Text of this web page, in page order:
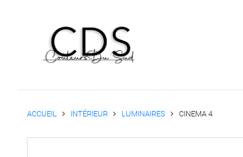
ACCUEIL INTÉRIEUR LUMINAIRES CINEMA 4